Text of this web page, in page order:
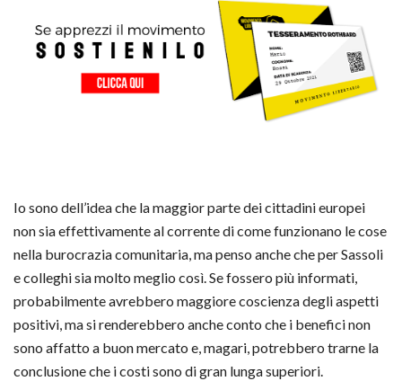
Io sono dell’idea che la maggior parte dei cittadini europei
non sia effettivamente al corrente di come funzionano le cose
nella burocrazia comunitaria, ma penso anche che per Sassoli
e colleghi sia molto meglio così. Se fossero più informati,
probabilmente avrebbero maggiore coscienza degli aspetti
positivi, ma si renderebbero anche conto che i benefici non
sono affatto a buon mercato e, magari, potrebbero trarne la
conclusione che i costi sono di gran lunga superiori.